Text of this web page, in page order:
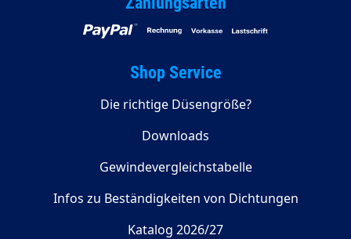
Shop Service
Die richtige Düsengröße?
Downloads
Gewindevergleichstabelle
Infos zu Beständigkeiten von Dichtungen
Katalog 2026/27